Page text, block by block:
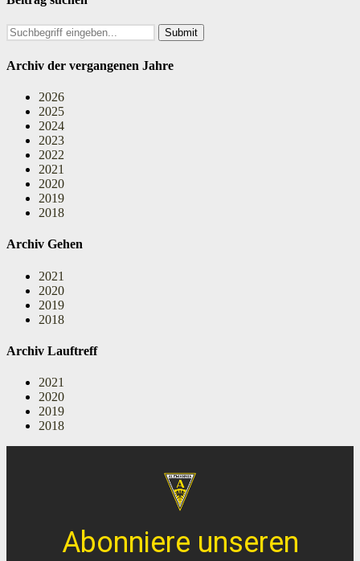
Search
Archiv der vergangenen Jahre
2026
2025
2024
2023
2022
2021
2020
2019
2018
Archiv Gehen
2021
2020
2019
2018
Archiv Lauftreff
2021
2020
2019
2018
Abonniere unseren